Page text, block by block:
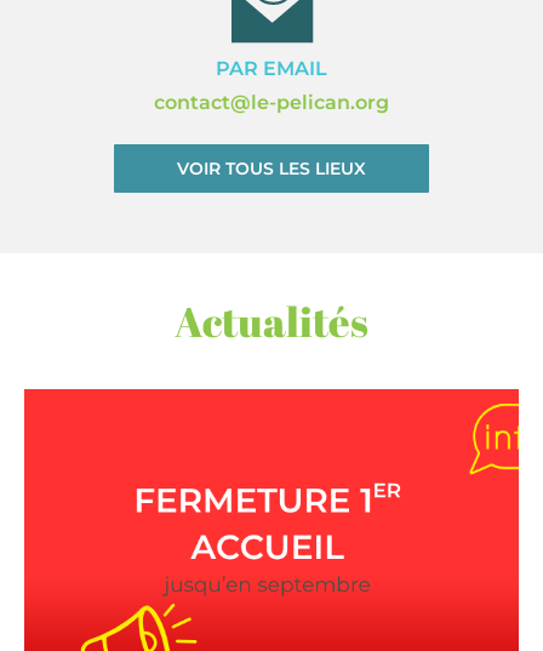
PAR EMAIL
contact@le-pelican.org
VOIR TOUS LES LIEUX
Actualités